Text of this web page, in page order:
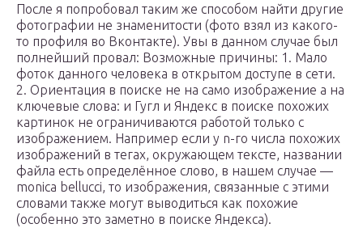
После я попробовал таким же способом найти другие
фотографии не знаменитости (фото взял из какого-
то профиля во Вконтакте). Увы в данном случае был
полнейший провал: Возможные причины: 1. Мало
фоток данного человека в открытом доступе в сети.
2. Ориентация в поиске не на само изображение а на
ключевые слова: и Гугл и Яндекс в поиске похожих
картинок не ограничиваются работой только с
изображением. Например если у n-го числа похожих
изображений в тегах, окружающем тексте, названии
файла есть определённое слово, в нашем случае —
monica bellucci, то изображения, связанные с этими
словами также могут выводиться как похожие
(особенно это заметно в поиске Яндекса).